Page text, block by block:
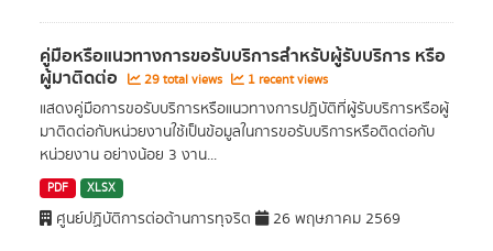
คู่มือหรือแนวทางการขอรับบริการสำหรับผู้รับบริการ หรือ
ผู้มาติดต่อ 29 total views 1 recent views
แสดงคู่มือการขอรับบริการหรือแนวทางการปฏิบัติที่ผู้รับบริการหรือผู้
มาติดต่อกับหน่วยงานใช้เป็นข้อมูลในการขอรับบริการหรือติดต่อกับ
หน่วยงาน อย่างน้อย 3 งาน...
PDF XLSX
ศูนย์ปฏิบัติการต่อต้านการทุจริต 26 พฤษภาคม 2569